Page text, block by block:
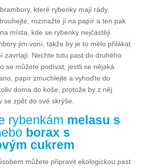
které rybenky mají rády.
rozmažte jí na papír a ten pak
místa, kde se rybenky nejčastěji
jim voní, takže by je to mělo přilákat
zavrtají. Nechte tutu past do druhého
se můžete podívat, jestli se nějaká
papír zmuchlejte a vyhoďte do
doma do koše, protože by z něj
se zpět do své skrýše.
rybenkám melasu s
borax s
cukrem
můžete připravit ekologickou past